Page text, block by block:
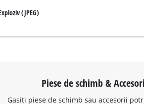
(JPEG)
Piese de schimb &
Gasiti piese de schimb sau accesorii